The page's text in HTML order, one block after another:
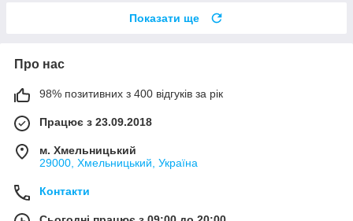
Показати ще
Про нас
98% позитивних з 400 відгуків за рік
Працює з 23.09.2018
м. Хмельницький
29000, Хмельницький, Україна
Контакти